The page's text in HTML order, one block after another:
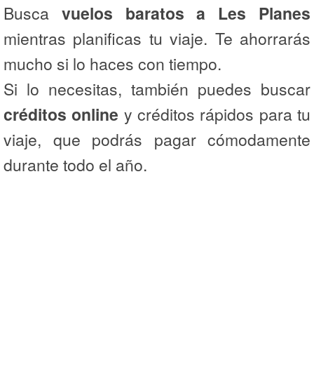
Busca vuelos baratos a Les Planes
mientras planificas tu viaje. Te ahorrarás
mucho si lo haces con tiempo.
Si lo necesitas, también puedes buscar
créditos online y créditos rápidos para tu
viaje, que podrás pagar cómodamente
durante todo el año.